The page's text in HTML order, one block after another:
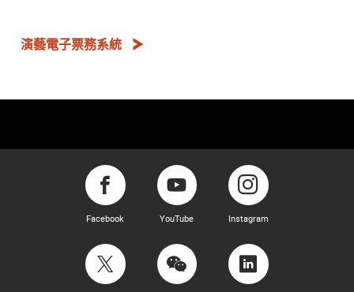
演藝電子票務系統
Facebook YouTube Instagram